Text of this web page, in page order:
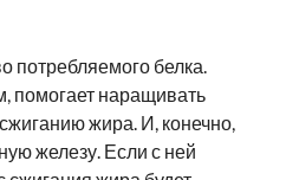
потребляемого белка.
помогает наращивать
жира. И, конечно,
железу. Если с ней